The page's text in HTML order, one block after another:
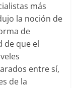
más
la noción de
de
de que el
entre sí,
de la